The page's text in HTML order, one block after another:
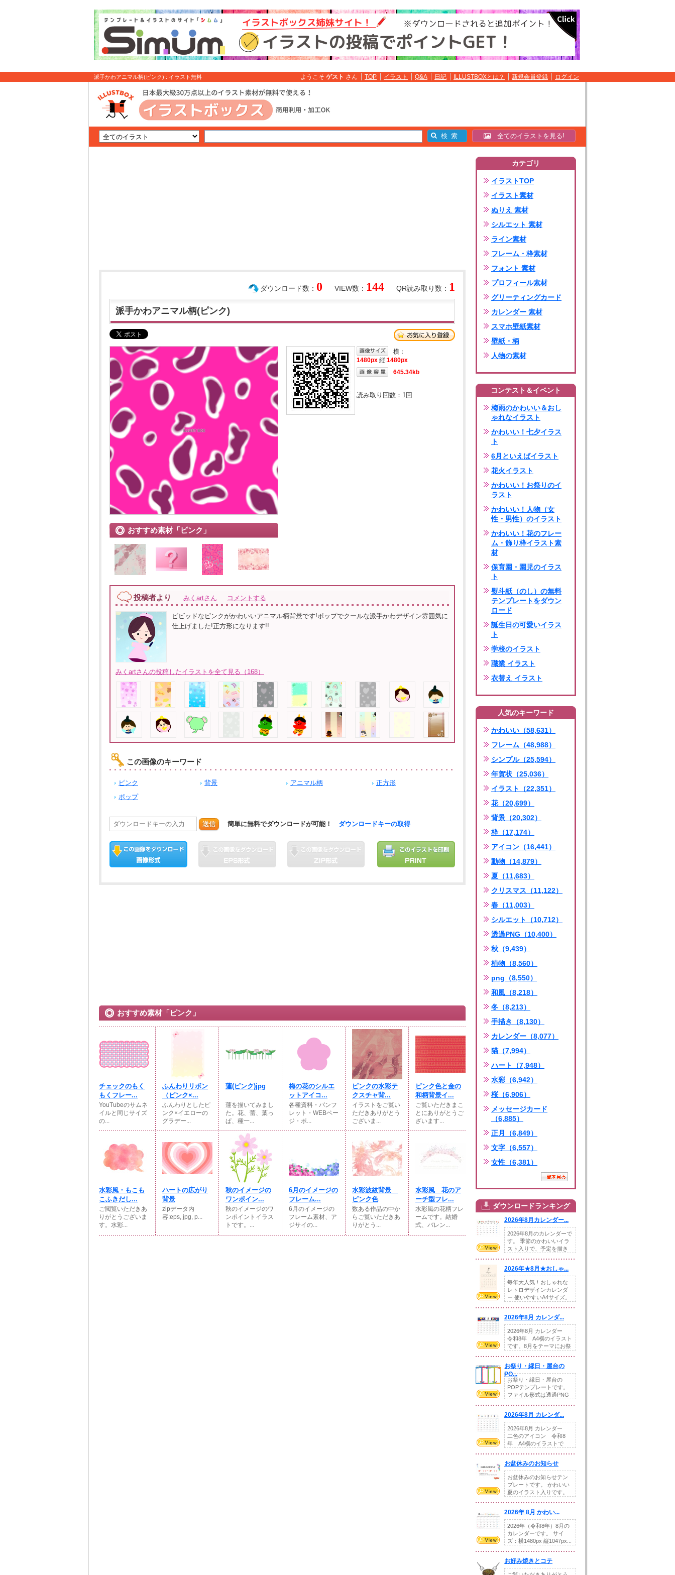
派手かわアニマル柄(⁠ピンク⁠) : イラスト無料 ようこそ ゲスト さん TOP イラスト Q&A 日記 ILLUSTBOXとは？ 新規会員登録 ログイン
全てのイラストを見る!
QR読み取り数： 1
VIEW数： 144
ダウンロード数： 0
派手かわアニマル柄(⁠ピンク⁠)
おすすめ素材「ピンク」
横：
1480px 縦:1480px
645.34kb
読み取り回数： 1回
投稿者より みくartさん コメントする
ビビッドなピンクがかわいいアニマル柄背景です!ポップでクールな派手かわデザイン雰囲気に
仕上げました!正方形になります!!
みくartさんの投稿したイラストを全て見る（168）
この画像のキーワード
ピンク 背景 アニマル柄
正方形
ポップ
送信 簡単に無料でダウンロードが可能！ ダウンロードキーの取得
おすすめ素材「ピンク」
チェックのもく
もくフレー...
YouTubeのサムネ
イルと同じサイズ
の...
ふんわりリボン
（ピンク×...
ふんわりとしたピ
ンク×イエローの
グラデー...
蓮(ピンク)jpg
蓮を描いてみまし
た。花、蕾、葉っ
ぱ、種一...
梅の花のシルエ
ットアイコ...
各種資料・パンフ
レット・WEBペー
ジ・ポ...
ピンクの水彩テ
クスチャ背...
イラストをご覧い
ただきありがとう
ございま...
ピンク色と金の
和柄背景イ...
ご覧いただきまこ
とにありがとうご
ざいます...
水彩風・もこも
こふきだし...
ご閲覧いただきあ
りがとうございま
す。水彩...
ハートの広がり
背景
zipデータ内
容:eps, jpg, p...
秋のイメージの
ワンポイン...
秋のイメージのワ
ンポイントイラス
トです。...
6月のイメージの
フレーム...
6月のイメージの
フレーム素材、ア
ジサイの...
水彩波紋背景
ピンク色
数ある作品の中か
らご覧いただきあ
りがとう...
水彩風 花のア
ーチ型フレ...
水彩風の花柄フレ
ームです。結婚
式、バレン...
カテゴリ
イラストTOP
イラスト素材
ぬりえ 素材
シルエット 素材
ライン素材
フレーム・枠素材
フォント 素材
プロフィール素材
グリーティングカード
カレンダー 素材
スマホ壁紙素材
壁紙・柄
人物の素材
コンテスト＆イベント
梅雨のかわいい＆おし
ゃれなイラスト
かわいい！七夕イラス
ト
6月といえばイラスト
花火イラスト
かわいい！お祭りのイ
ラスト
かわいい！人物（女
性・男性）のイラスト
かわいい！花のフレー
ム・飾り枠イラスト素
材
保育園・園児のイラス
ト
熨斗紙（のし）の無料
テンプレートをダウン
ロード
誕生日の可愛いイラス
ト
学校のイラスト
職業 イラスト
衣替え イラスト
人気のキーワード
かわいい（58,631）
フレーム（48,988）
シンプル（25,594）
年賀状（25,036）
イラスト（22,351）
花（20,699）
背景（20,302）
枠（17,174）
アイコン（16,441）
動物（14,879）
夏（11,683）
クリスマス（11,122）
春（11,003）
シルエット（10,712）
透過PNG（10,400）
秋（9,439）
植物（8,560）
png（8,550）
和風（8,218）
冬（8,213）
手描き（8,130）
カレンダー（8,077）
猫（7,994）
ハート（7,948）
水彩（6,942）
桜（6,906）
メッセージカード
（6,885）
正月（6,849）
文字（6,557）
女性（6,381）
ダウンロードランキング
2026年8月カレンダー...
2026年8月のカレンダーで
す。 季節のかわいいイラ
スト入りで、予定を描き
2026年★8月★おしゃ...
毎年大人気！おしゃれな
レトロデザインカレンダ
ー 使いやすいA4サイズ。
2026年8月 カレンダ...
2026年8月 カレンダー
令和8年 A4横のイラスト
です。8月をテーマにお祭
お祭り・縁日・屋台の
PO...
お祭り・縁日・屋台の
POPテンプレートです。
ファイル形式は透過PNG
2026年8月 カレンダ...
2026年8月 カレンダー
二色のアイコン 令和8
年 A4横のイラストで
お盆休みのお知らせ
お盆休みのお知らせテン
プレートです。 かわいい
夏のイラスト入りです。
2026年 8月 かわい...
2026年（令和8年）8月の
カレンダーです。 サイ
ズ：横1480px 縦1047px...
お好み焼きとコテ